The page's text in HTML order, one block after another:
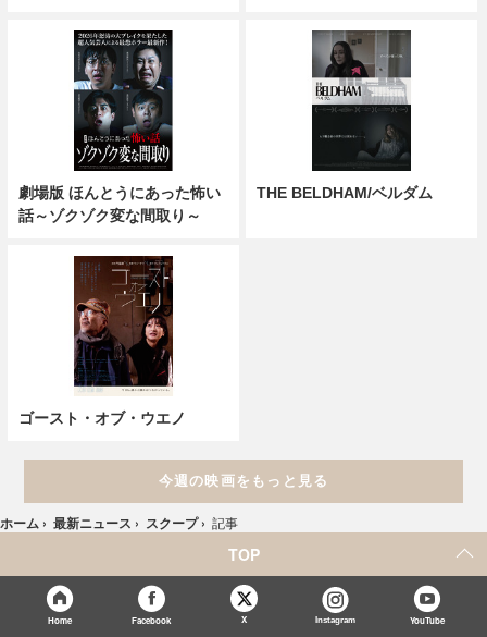
劇場版 ほんとうにあった怖い
話～ゾクゾク変な間取り～
THE BELDHAM/ベルダム
ゴースト・オブ・ウエノ
今週の映画をもっと見る
ホーム › 最新ニュース › スクープ › 記事
TOP
Home Facebook X Instagram YouTube